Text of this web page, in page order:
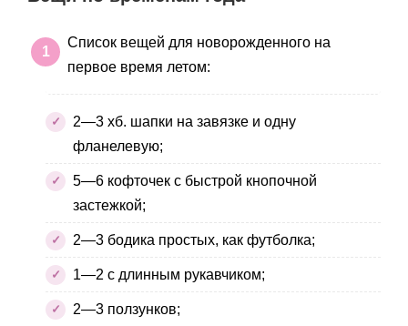
Список вещей для новорожденного на
первое время летом:
2—3 хб. шапки на завязке и одну
фланелевую;
5—6 кофточек с быстрой кнопочной
застежкой;
2—3 бодика простых, как футболка;
1—2 с длинным рукавчиком;
2—3 ползунков;